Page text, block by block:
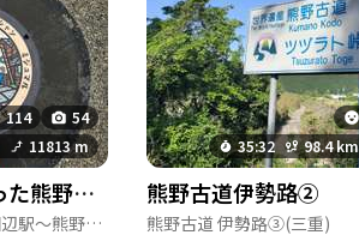
114
54
11813 m
🎬桂綸鎂さんと出会った熊野古道:中辺路&伊勢路
熊野古道 中辺路①（紀伊田辺駅〜熊野本宮大社）
(和歌山)
35:32
98.4 km
熊野古道伊勢路②
熊野古道 伊勢路③(三重)